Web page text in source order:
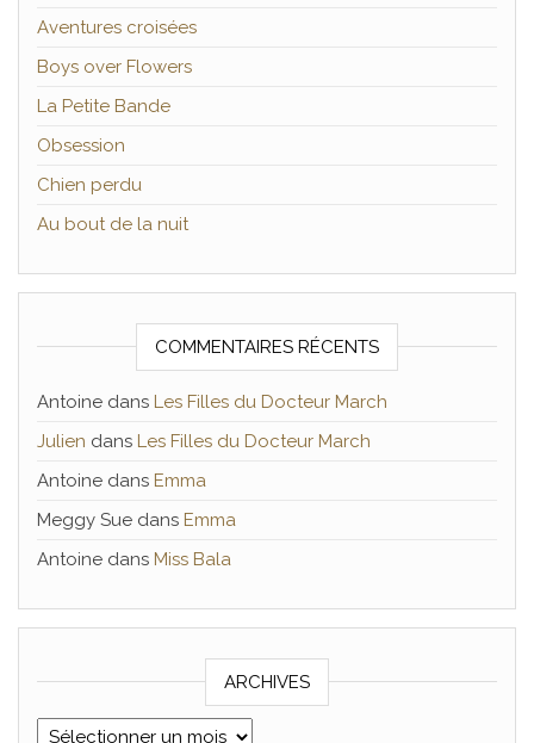
Aventures croisées
Boys over Flowers
La Petite Bande
Obsession
Chien perdu
Au bout de la nuit
COMMENTAIRES RÉCENTS
Antoine dans Les Filles du Docteur March
Julien dans Les Filles du Docteur March
Antoine dans Emma
Meggy Sue dans Emma
Antoine dans Miss Bala
ARCHIVES
Archives